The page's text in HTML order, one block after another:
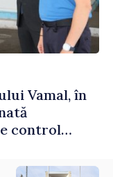
Vamal, în
control